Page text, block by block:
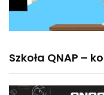
Szkoła QNAP –